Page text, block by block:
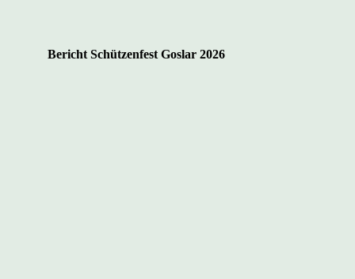
Bericht Schützenfest Goslar 2026